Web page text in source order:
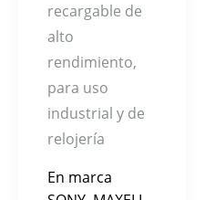
recargable de
alto
rendimiento,
para uso
industrial y de
relojería
En marca